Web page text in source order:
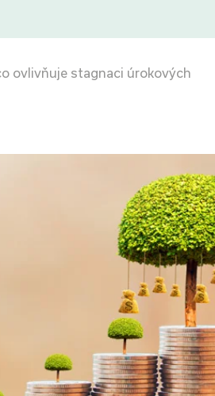
ovlivňuje stagnaci úrokových